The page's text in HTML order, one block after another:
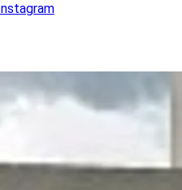
Instagram